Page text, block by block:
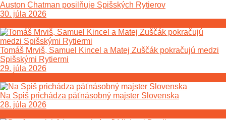
Auston Chatman posilňuje Spišských Rytierov
30. júla 2026
Tomáš Mrviš, Samuel Kincel a Matej Zuščák pokračujú medzi
Spišskými Rytiermi
29. júla 2026
Na Spiš prichádza päťnásobný majster Slovenska
28. júla 2026